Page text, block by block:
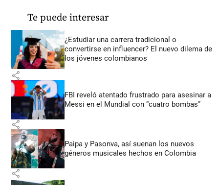
Te puede interesar
¿Estudiar una carrera tradicional o
convertirse en influencer? El nuevo dilema de
los jóvenes colombianos
share
FBI reveló atentado frustrado para asesinar a
Messi en el Mundial con “cuatro bombas”
share
Paipa y Pasonva, así suenan los nuevos
géneros musicales hechos en Colombia
share